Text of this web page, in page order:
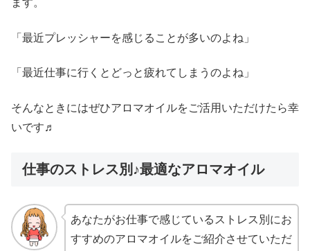
ます。
「最近プレッシャーを感じることが多いのよね」
「最近仕事に行くとどっと疲れてしまうのよね」
そんなときにはぜひアロマオイルをご活用いただけたら幸
いです♬
仕事のストレス別♪最適なアロマオイル
あなたがお仕事で感じているストレス別にお
すすめのアロマオイルをご紹介させていただ